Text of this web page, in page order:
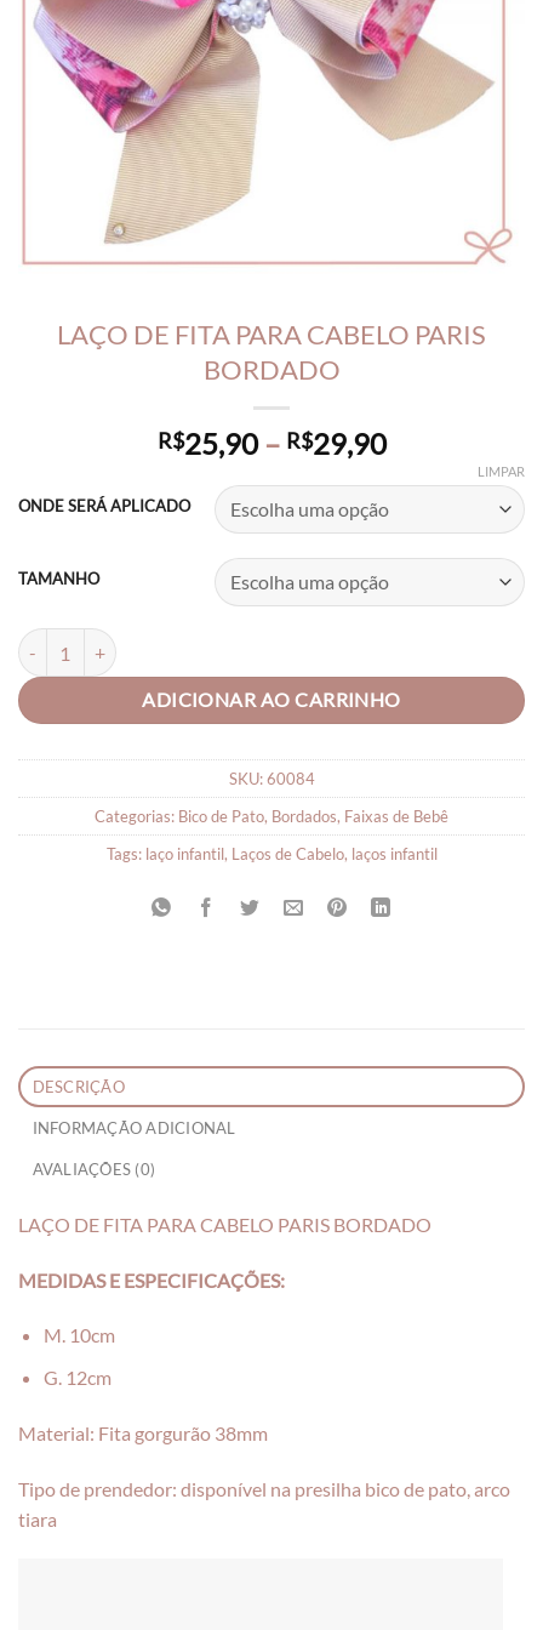
LAÇO DE FITA PARA CABELO PARIS
BORDADO
R$25,90 – R$29,90Price
R$25,90
through
R$29,90
ONDE SERÁ APLICADO
TAMANHO
LIMPAR
LAÇO DE FITA PARA CABELO PARIS BORDADO quantidade
ADICIONAR AO CARRINHO
SKU:60084
Categorias: Bico de Pato, Bordados, Faixas de Bebê
Tags: laço infantil, Laços de Cabelo, laços infantil
DESCRIÇÃO
INFORMAÇÃO ADICIONAL
AVALIAÇÕES (0)
LAÇO DE FITA PARA CABELO PARIS BORDADO
MEDIDAS E ESPECIFICAÇÕES:
M. 10cm
G. 12cm
Material: Fita gorgurão 38mm
Tipo de prendedor: disponível na presilha bico de pato, arco
tiara